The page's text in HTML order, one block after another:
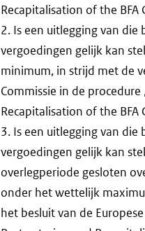
Recapitalisation of the BFA
2. Is een uitlegging van
vergoedingen gelijk kan
minimum, in strijd met de
Commissie in de
Recapitalisation of the BFA
3. Is een uitlegging van
vergoedingen gelijk kan
overlegperiode gesloten
onder het wettelijk
het besluit van de